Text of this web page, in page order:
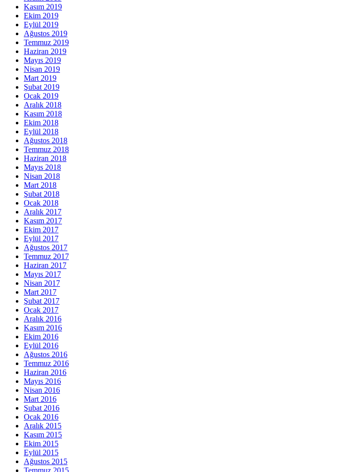
Kasım 2019
Ekim 2019
Eylül 2019
Ağustos 2019
Temmuz 2019
Haziran 2019
Mayıs 2019
Nisan 2019
Mart 2019
Şubat 2019
Ocak 2019
Aralık 2018
Kasım 2018
Ekim 2018
Eylül 2018
Ağustos 2018
Temmuz 2018
Haziran 2018
Mayıs 2018
Nisan 2018
Mart 2018
Şubat 2018
Ocak 2018
Aralık 2017
Kasım 2017
Ekim 2017
Eylül 2017
Ağustos 2017
Temmuz 2017
Haziran 2017
Mayıs 2017
Nisan 2017
Mart 2017
Şubat 2017
Ocak 2017
Aralık 2016
Kasım 2016
Ekim 2016
Eylül 2016
Ağustos 2016
Temmuz 2016
Haziran 2016
Mayıs 2016
Nisan 2016
Mart 2016
Şubat 2016
Ocak 2016
Aralık 2015
Kasım 2015
Ekim 2015
Eylül 2015
Ağustos 2015
Temmuz 2015